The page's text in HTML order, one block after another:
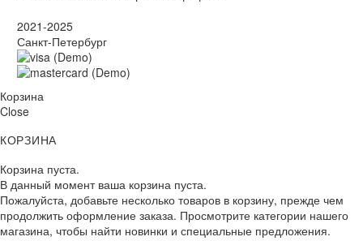
2021-2025
Санкт-Петербург
Корзина
Close
КОРЗИНА
Корзина пуста.
В данный момент ваша корзина пуста.
Пожалуйста, добавьте несколько товаров в корзину, прежде чем
продолжить оформление заказа. Просмотрите категории нашего
магазина, чтобы найти новинки и специальные предложения.